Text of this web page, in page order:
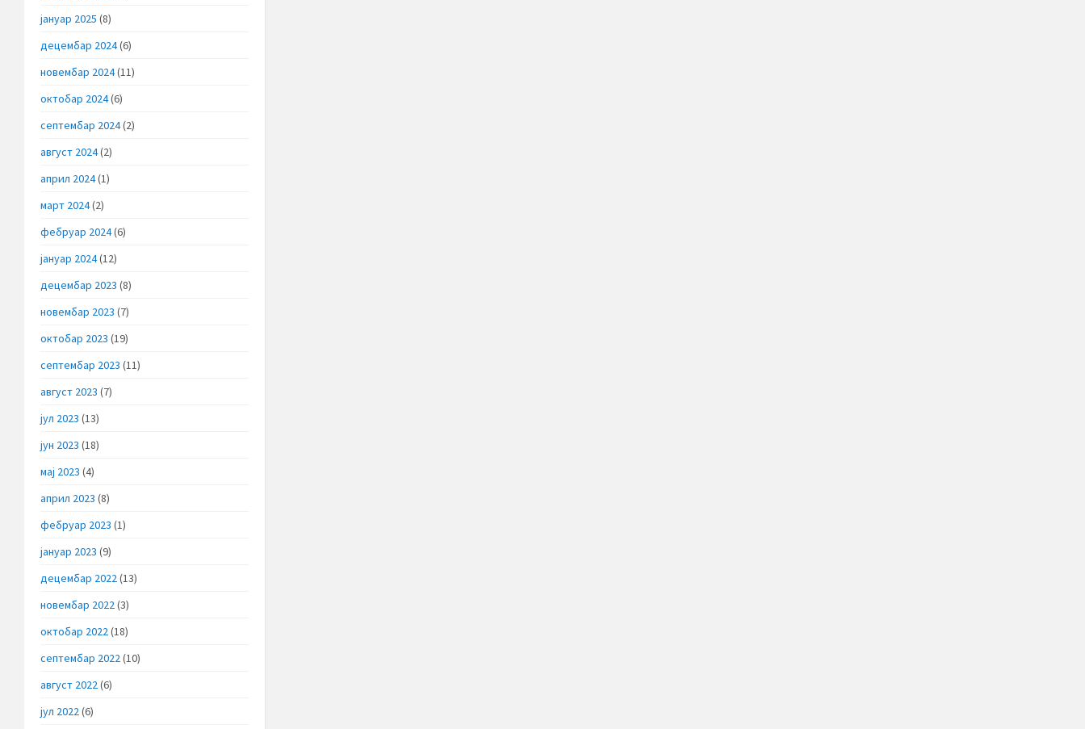
јануар 2025 (8)
децембар 2024(6)
новембар 2024(11)
октобар 2024(6)
септембар 2024(2)
август 2024(2)
април 2024(1)
март 2024(2)
фебруар 2024(6)
јануар 2024(12)
децембар 2023 (8)
новембар 2023 (7)
октобар 2023 (19)
септембар 2023 (11)
август 2023 (7)
јул 2023 (13)
јун 2023 (18)
мај 2023 (4)
април 2023 (8)
фебруар 2023 (1)
јануар 2023 (9)
децембар 2022(13)
новембар 2022(3)
октобар 2022(18)
септембар 2022(10)
август 2022(6)
јул 2022(6)